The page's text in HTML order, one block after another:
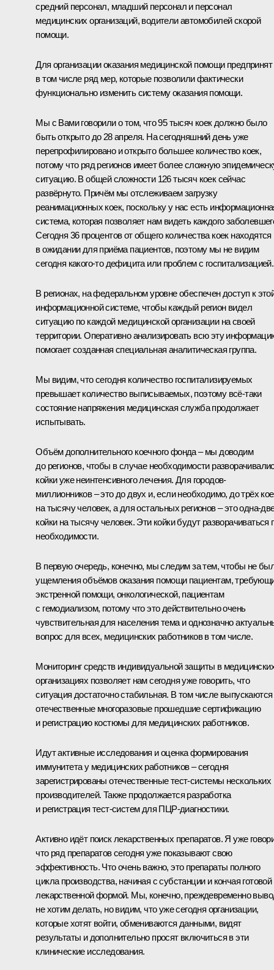
средний персонал, младший персонал и персонал
медицинских организаций, водители автомобилей скорой
помощи.
Для организации оказания медицинской помощи предпринят
в том числе ряд мер, которые позволили фактически
функционально изменить систему оказания помощи.
Мы с Вами говорили о том, что 95 тысяч коек должно было
быть открыто до 28 апреля. На сегодняшний день уже
перепрофилировано и открыто большее количество коек,
потому что ряд регионов имеет более сложную
ситуацию. В общей сложности 126 тысяч коек сейчас
развёрнуто. Причём мы отслеживаем загрузку
реанимационных коек, поскольку у нас есть
система, которая позволяет нам видеть каждого
Сегодня 36 процентов от общего количества коек находятся
в ожидании для приёма пациентов, поэтому мы не видим
сегодня какого-то дефицита или проблем с госпитализацией.
В регионах, на федеральном уровне обеспечен доступ к
информационной системе, чтобы каждый регион видел
ситуацию по каждой медицинской организации на своей
территории. Оперативно анализировать всю эту
помогает созданная специальная аналитическая группа.
Мы видим, что сегодня количество госпитализируемых
превышает количество выписываемых, поэтому всё-таки
состояние напряжения медицинская служба продолжает
испытывать.
Объём дополнительного коечного фонда – мы доводим
до регионов, чтобы в случае необходимости
койки уже неинтенсивного лечения. Для городов-
миллионников – это до двух и, если необходимо, до трёх
на тысячу человек, а для остальных регионов – это одна-
койки на тысячу человек. Эти койки будут разворачиваться
необходимости.
В первую очередь, конечно, мы следим за тем, чтобы не
ущемления объёмов оказания помощи пациентам,
экстренной помощи, онкологической, пациентам
с гемодиализом, потому что это действительно очень
чувствительная для населения тема и однозначно
вопрос для всех, медицинских работников в том числе.
Мониторинг средств индивидуальной защиты в
организациях позволяет нам сегодня уже говорить, что
ситуация достаточно стабильная. В том числе выпускаются
отечественные многоразовые прошедшие сертификацию
и регистрацию костюмы для медицинских работников.
Идут активные исследования и оценка формирования
иммунитета у медицинских работников – сегодня
зарегистрированы отечественные тест-системы нескольких
производителей. Также продолжается разработка
и регистрация тест-систем для ПЦР-диагностики.
Активно идёт поиск лекарственных препаратов. Я уже
что ряд препаратов сегодня уже показывают свою
эффективность. Что очень важно, это препараты полного
цикла производства, начиная с субстанции и кончая готовой
лекарственной формой. Мы, конечно, преждевременно
не хотим делать, но видим, что уже сегодня организации,
которые хотят войти, обмениваются данными, видят
результаты и дополнительно просят включиться в эти
клинические исследования.